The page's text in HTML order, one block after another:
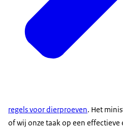
regels voor dierproeven. Het
of wij onze taak op een